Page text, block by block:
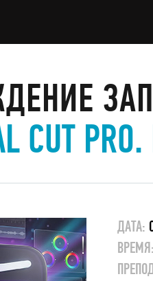
CUT
ДАТА: